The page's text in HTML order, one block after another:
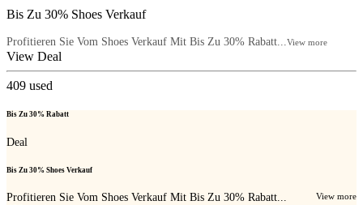
Bis Zu 30% Shoes Verkauf
Profitieren Sie Vom Shoes Verkauf Mit Bis Zu 30% Rabatt...View more
View Deal
409 used
Bis Zu 30% Rabatt
Deal
Bis Zu 30% Shoes Verkauf
Profitieren Sie Vom Shoes Verkauf Mit Bis Zu 30% Rabatt... View more